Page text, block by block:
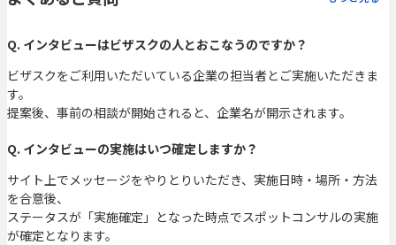
Q. インタビューはビザスクの人とおこなうのですか？
ビザスクをご利用いただいている企業の担当者とご実施いただきま
す。
提案後、事前の相談が開始されると、企業名が開示されます。
Q. インタビューの実施はいつ確定しますか？
サイト上でメッセージをやりとりいただき、実施日時・場所・方法
を合意後、
ステータスが「実施確定」となった時点でスポットコンサルの実施
が確定となります。